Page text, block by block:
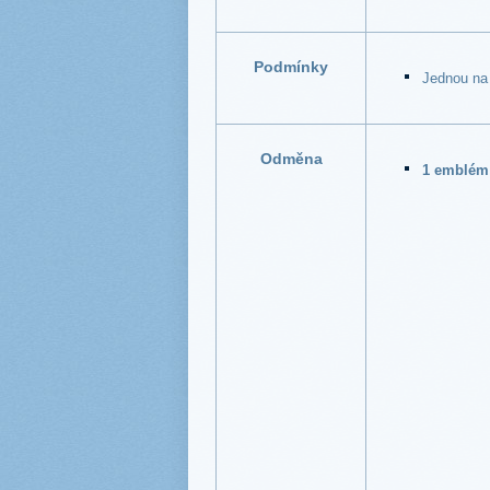
Podmínky
Jednou
Odměna
1 emblém